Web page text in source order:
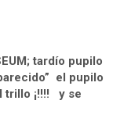
tardío pupilo
el pupilo
trillo ¡!!!! y se